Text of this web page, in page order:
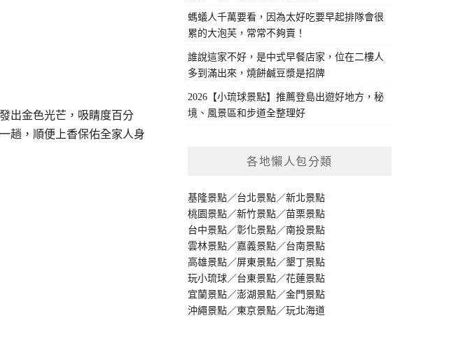
出金色光芒，吸睛度百分
趟，順便上香保佑全家人身
螞蟻人千萬要看，因為太好吃要早起排隊會很
累的大泡芙，常常不夠賣！
誰說這家不好，是中式早餐店家，位在二樓人
多到滿出來，燒餅鹹豆漿是招牌
2026【小琉球景點】推薦登島出遊好地方，秘
境、風景區和步道全整理好
各地懶人包分類
基隆景點／台北景點／新北景點
桃園景點／新竹景點／苗栗景點
台中景點／彰化景點／南投景點
雲林景點／嘉義景點／台南景點
高雄景點／屏東景點／墾丁景點
玩小琉球／台東景點／花蓮景點
宜蘭景點／澎湖景點／金門景點
沖繩景點／東京景點／玩北海道